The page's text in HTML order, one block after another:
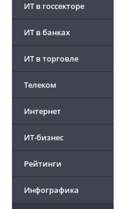
ИТ в госсекторе
ИТ в банках
ИТ в торговле
Телеком
Интернет
ИТ-бизнес
Рейтинги
Инфографика